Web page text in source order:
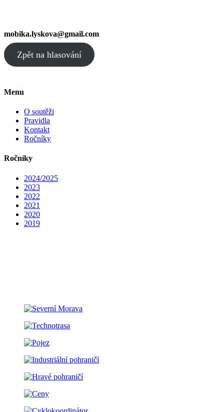
mobika.lyskova@gmail.com
Zpět na hlasování
Menu
O soutěži
Pravidla
Kontakt
Ročníky
Ročníky
2024/2025
2023
2022
2021
2020
2019